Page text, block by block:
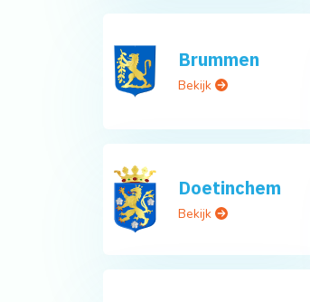
Brummen
Bekijk
Doetinchem
Bekijk